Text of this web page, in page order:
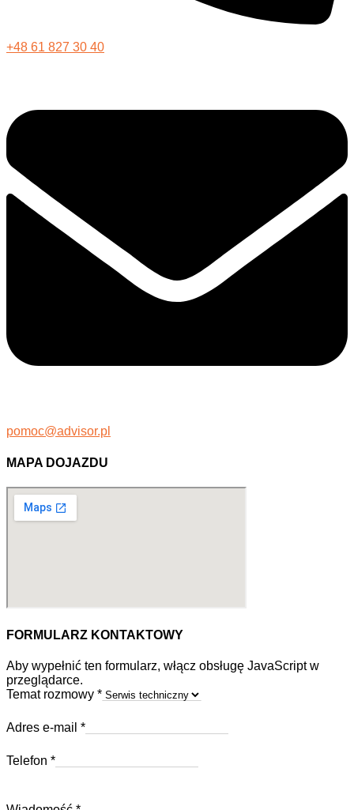
+48 61 827 30 40
pomoc@advisor.pl
MAPA DOJAZDU
FORMULARZ KONTAKTOWY
Aby wypełnić ten formularz, włącz obsługę JavaScript w
przeglądarce.
Temat rozmowy *
Adres e-mail *
e-
Telefon
Telefon *